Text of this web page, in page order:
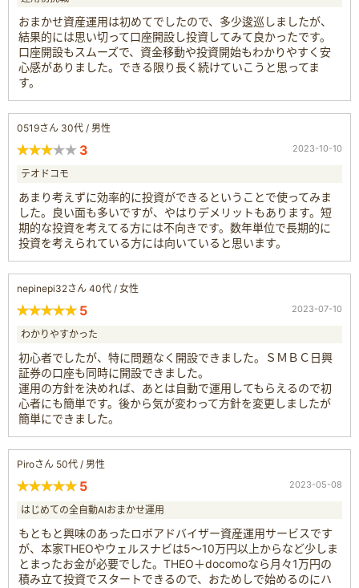
おまかせ資産運用は初めてでしたので、多少逡巡しましたが、
結果的には思い切って口座開設し投資してみて良かったです。
口座開設もスムーズで、資金移動や投資開始もわかりやすく安
心感がありました。できる限り長く続けていこうと思ってま
す。
0519さん 30代 / 男性
3 2023-10-10
テオドコモ
あまり考えずに効率的に投資ができるということで使ってみま
した。良い面も多いですが、やはりデメリットもあります。短
期的な投資を考えてる方には不向きです。数年単位で長期的に
投資を考えられている方には向いていると思います。
nepinepi32さん 40代 / 女性
5 2023-07-10
わかりやすかった
初心者でしたが、特に問題なく開設できました。ＳＭＢＣ日興
証券の口座も同時に開設できました。
運用の方針を決めれば、あとは自動で運用してもらえるので初
心者にも簡単です。後から気が変わって方針を変更しましたが
簡単にできました。
Piroさん 50代 / 男性
5 2023-05-08
はじめての全自動AIおまかせ運用
もともと興味のあったロボアドバイザー資産運用サービスです
が、本家THEOやウェルスナビは5〜10万円以上からなど少しま
とまったお金が必要でした。THEO＋docomoなら月々1万円の
積み立て投資でスタートできるので、おためしで始めるのにハ